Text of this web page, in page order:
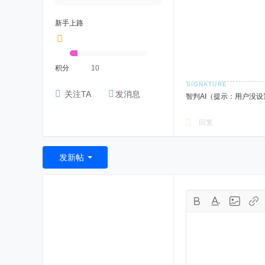
新手上路
积分 10
关注TA 发消息 智判AI（提示：用户没
回复
发新帖